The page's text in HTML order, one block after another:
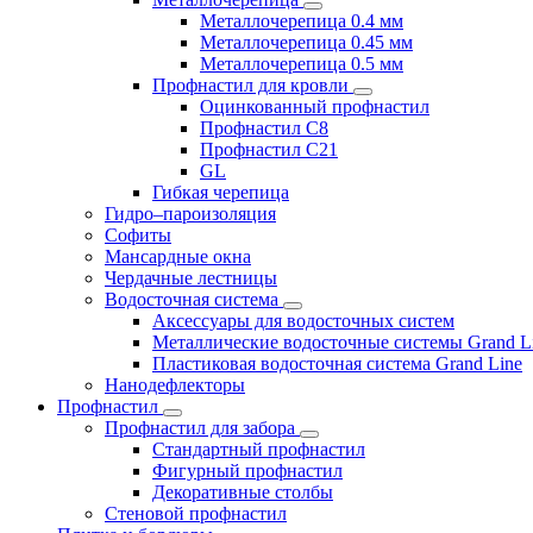
Металлочерепица 0.4 мм
Металлочерепица 0.45 мм
Металлочерепица 0.5 мм
Профнастил для кровли
Оцинкованный профнастил
Профнастил С8
Профнастил С21
GL
Гибкая черепица
Гидро–пароизоляция
Софиты
Мансардные окна
Чердачные лестницы
Водосточная система
Аксессуары для водосточных систем
Металлические водосточные системы Grand
Пластиковая водосточная система Grand Line
Нанодефлекторы
Профнастил
Профнастил для забора
Стандартный профнастил
Фигурный профнастил
Декоративные столбы
Стеновой профнастил